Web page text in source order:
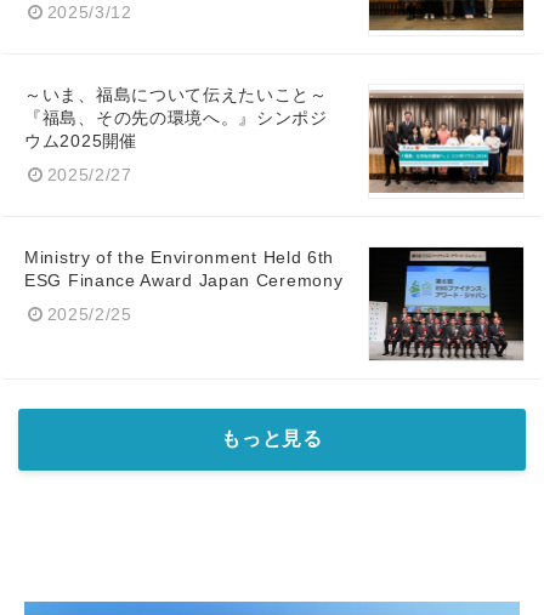
2025/3/12
～いま、福島について伝えたいこと～
『福島、その先の環境へ。』シンポジ
ウム2025開催
2025/2/27
Ministry of the Environment Held 6th
ESG Finance Award Japan Ceremony
2025/2/25
もっと見る